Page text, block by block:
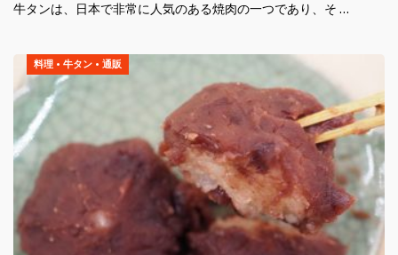
牛タンは、日本で非常に人気のある焼肉の一つであり、そ …
料理 • 牛タン • 通販